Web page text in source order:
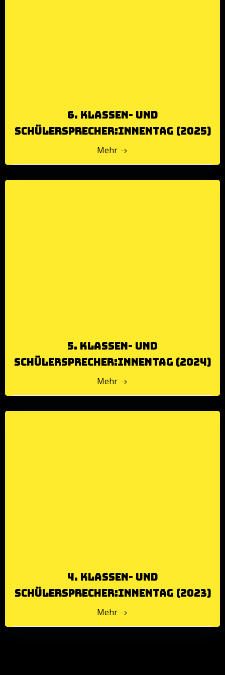
6. Klassen- und
Schülersprecher:innentag (2025)
Mehr
5. Klassen- und
Schülersprecher:innentag (2024)
Mehr
4. Klassen- und
Schülersprecher:innentag (2023)
Mehr